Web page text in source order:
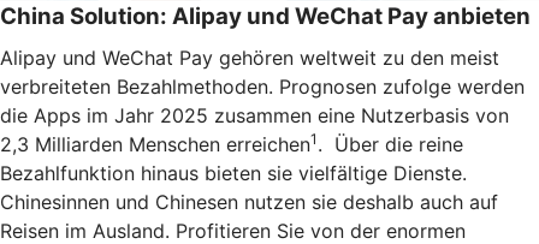
China Solution: Alipay und WeChat Pay anbieten
Alipay und WeChat Pay gehören weltweit zu den meist
verbreiteten Bezahlmethoden. Prognosen zufolge werden
die Apps im Jahr 2025 zusammen eine Nutzerbasis von
2,3 Milliarden Menschen erreichen1 . Über die reine
Bezahlfunktion hinaus bieten sie vielfältige Dienste.
Chinesinnen und Chinesen nutzen sie deshalb auch auf
Reisen im Ausland. Profitieren Sie von der enormen